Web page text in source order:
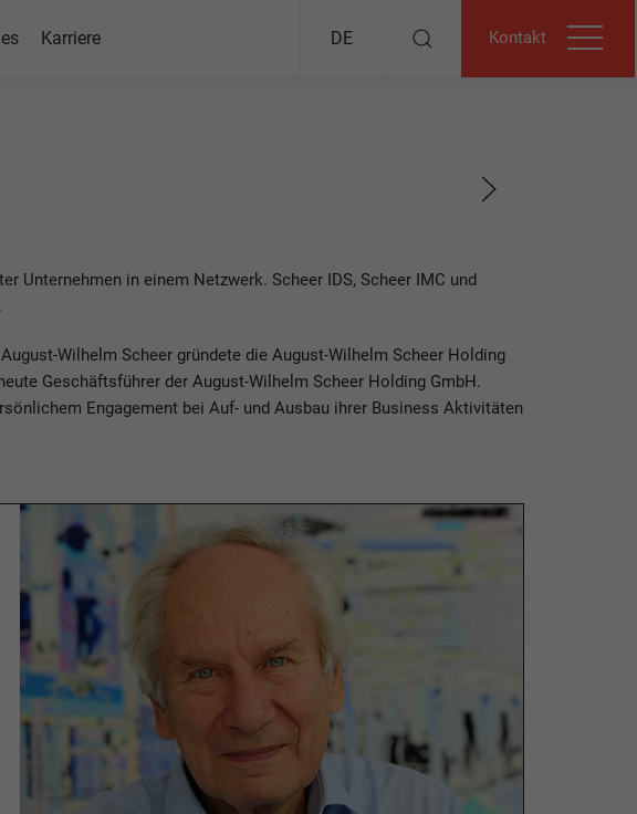
Karriere DE Kontakt
Unternehmen in einem Netzwerk. Scheer IDS, Scheer IMC und
Wilhelm Scheer gründete die August-Wilhelm Scheer Holding
Geschäftsführer der August-Wilhelm Scheer Holding GmbH.
Engagement bei Auf- und Ausbau ihrer Business Aktivitäten